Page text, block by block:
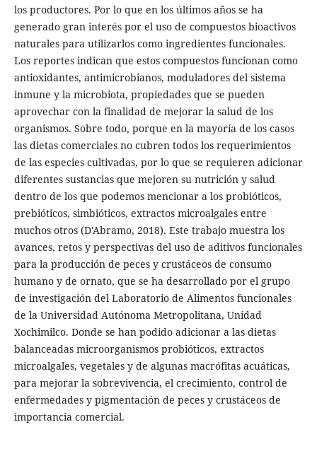
los productores. Por lo que en los últimos años se ha
generado gran interés por el uso de compuestos bioactivos
naturales para utilizarlos como ingredientes funcionales.
Los reportes indican que estos compuestos funcionan como
antioxidantes, antimicrobianos, moduladores del sistema
inmune y la microbiota, propiedades que se pueden
aprovechar con la finalidad de mejorar la salud de los
organismos. Sobre todo, porque en la mayoría de los casos
las dietas comerciales no cubren todos los requerimientos
de las especies cultivadas, por lo que se requieren adicionar
diferentes sustancias que mejoren su nutrición y salud
dentro de los que podemos mencionar a los probióticos,
prebióticos, simbióticos, extractos microalgales entre
muchos otros (D'Abramo, 2018). Este trabajo muestra los
avances, retos y perspectivas del uso de aditivos funcionales
para la producción de peces y crustáceos de consumo
humano y de ornato, que se ha desarrollado por el grupo
de investigación del Laboratorio de Alimentos funcionales
de la Universidad Autónoma Metropolitana, Unidad
Xochimilco. Donde se han podido adicionar a las dietas
balanceadas microorganismos probióticos, extractos
microalgales, vegetales y de algunas macrófitas acuáticas,
para mejorar la sobrevivencia, el crecimiento, control de
enfermedades y pigmentación de peces y crustáceos de
importancia comercial.